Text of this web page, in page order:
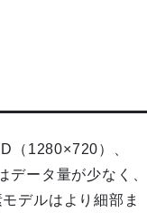
（1280×720）、
ータ量が少なく、
デルはより細部ま